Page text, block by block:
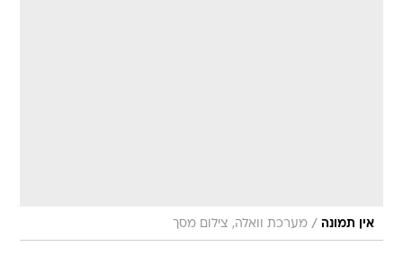
אין תמונה / מערכת וואלה, צילום מסך